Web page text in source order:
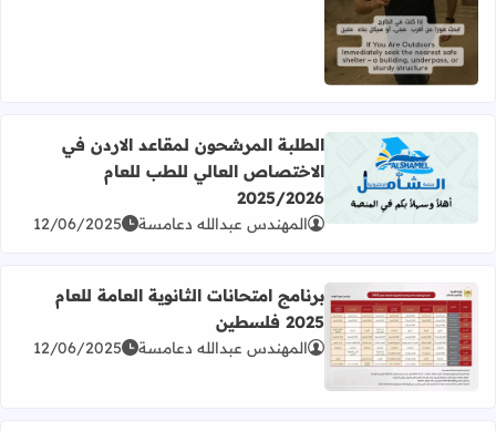
اقرأ المزيد عن الطلبة المرشحون لمقاعد الاردن في الاختصاص
الطلبة المرشحون لمقاعد الاردن في
الاختصاص العالي للطب للعام
2025/2026
المهندس عبدالله دعامسة 12/06/2025
اقرأ المزيد عن برنامج امتحانات الثانوية العامة للعام 2025 فلسطين
برنامج امتحانات الثانوية العامة للعام
2025 فلسطين
المهندس عبدالله دعامسة 12/06/2025